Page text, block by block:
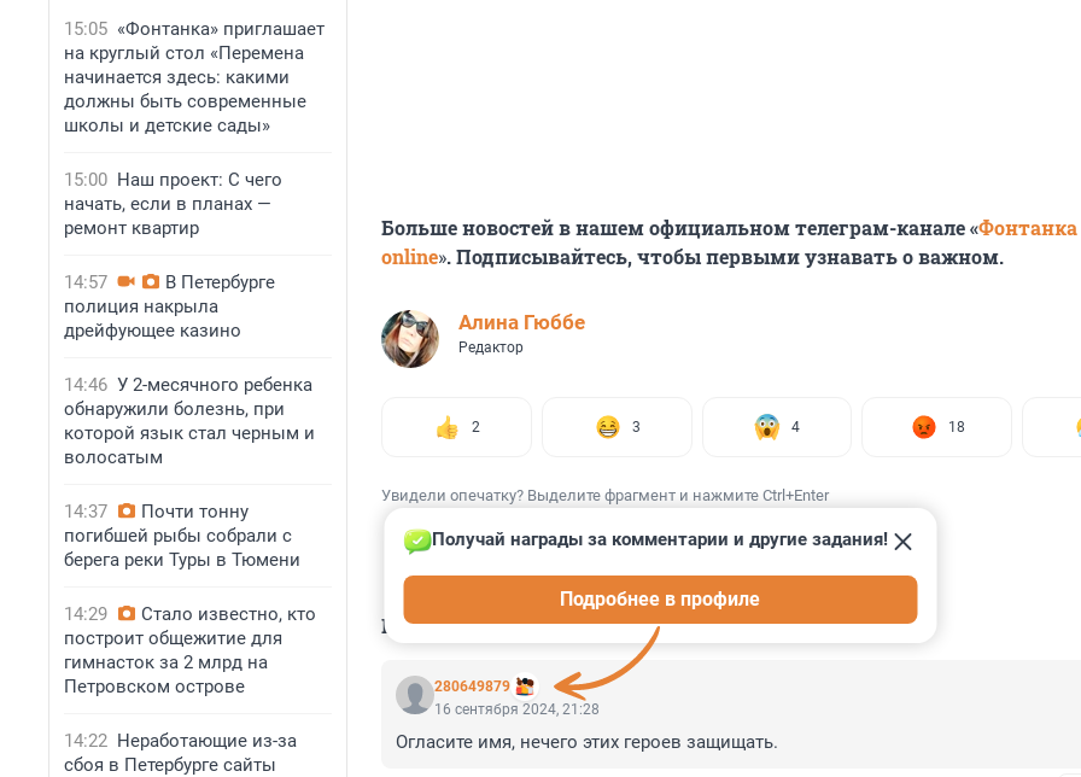
15:05 «Фонтанка» приглашает
на круглый стол «Перемена
начинается здесь: какими
должны быть современные
школы и детские сады»
15:00 Наш проект: С чего
начать, если в планах —
ремонт квартир
14:57
В Петербурге
полиция накрыла
дрейфующее казино
14:46 У 2-месячного ребенка
обнаружили болезнь, при
которой язык стал черным и
волосатым
14:37
Почти тонну
погибшей рыбы собрали с
берега реки Туры в Тюмени
14:29
Стало известно, кто
построит общежитие для
гимнасток за 2 млрд на
Петровском острове
14:22 Неработающие из-за
сбоя в Петербурге сайты
Больше новостей в нашем официальном телеграм-канале «Фонтанка
online». Подписывайтесь, чтобы первыми узнавать о важном.
Алина Гюббе
Редактор
2 3 4 18
Увидели опечатку? Выделите фрагмент и нажмите Ctrl+Enter
КОММЕНТАРИИ 8
280649879
Получай награды за комментарии и другие задания!
Подробнее в профиле
16 сентября 2024, 21:28
Огласите имя, нечего этих героев защищать.